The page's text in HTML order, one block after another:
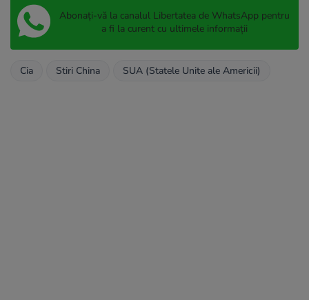
Abonați-vă la canalul Libertatea de WhatsApp pentru
a fi la curent cu ultimele informații
Cia Stiri China SUA (Statele Unite ale Americii)